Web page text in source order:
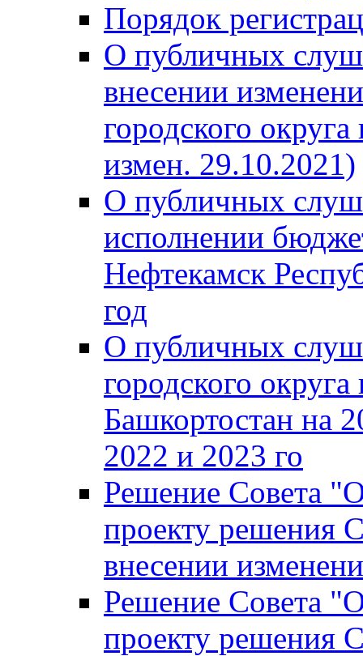
Порядок
О публичных
внесении
городского
измен. 29.10.2021)
О публичных
исполнении
Нефтекамск
год
О публичных
городского
Башкортостан на
2022 и 2023 го
Решение Совета
проекту решения
внесении
Решение Совета
проекту решения